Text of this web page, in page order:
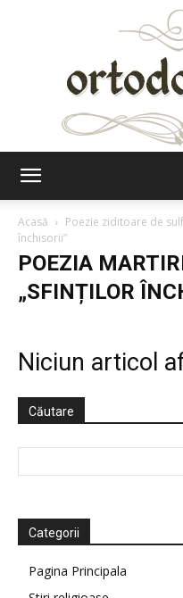
Acasă Poezie ziditoare de
închisorii”
POEZIA
„SFINȚILOR
Niciun articol
Căutare
Categorii
Pagina Principala